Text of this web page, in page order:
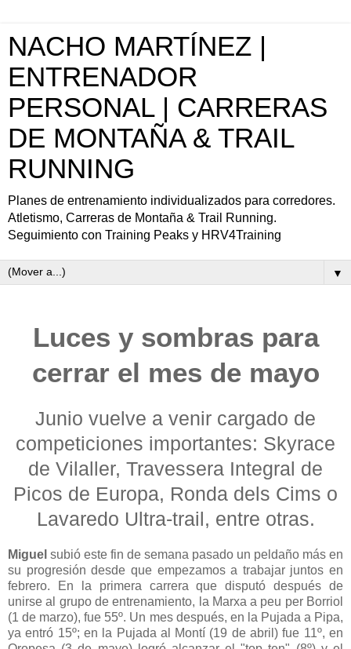
NACHO MARTÍNEZ |
ENTRENADOR
PERSONAL | CARRERAS
DE MONTAÑA & TRAIL
RUNNING
Planes de entrenamiento individualizados para corredores.
Atletismo, Carreras de Montaña & Trail Running.
Seguimiento con Training Peaks y HRV4Training
▼
Luces y sombras para
cerrar el mes de mayo
Junio vuelve a venir cargado de
competiciones importantes: Skyrace
de Vilaller, Travessera Integral de
Picos de Europa, Ronda dels Cims o
Lavaredo Ultra-trail, entre otras.
Miguel subió este fin de semana pasado un peldaño más en
su progresión desde que empezamos a trabajar juntos en
febrero. En la primera carrera que disputó después de
unirse al grupo de entrenamiento, la Marxa a peu per Borriol
(1 de marzo), fue 55º. Un mes después, en la Pujada a Pipa,
ya entró 15º; en la Pujada al Montí (19 de abril) fue 11º, en